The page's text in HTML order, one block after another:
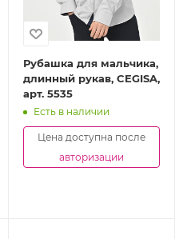
Рубашка для мальчика,
длинный рукав, CEGISA,
арт. 5535
Есть в наличии
Цена доступна после
авторизации